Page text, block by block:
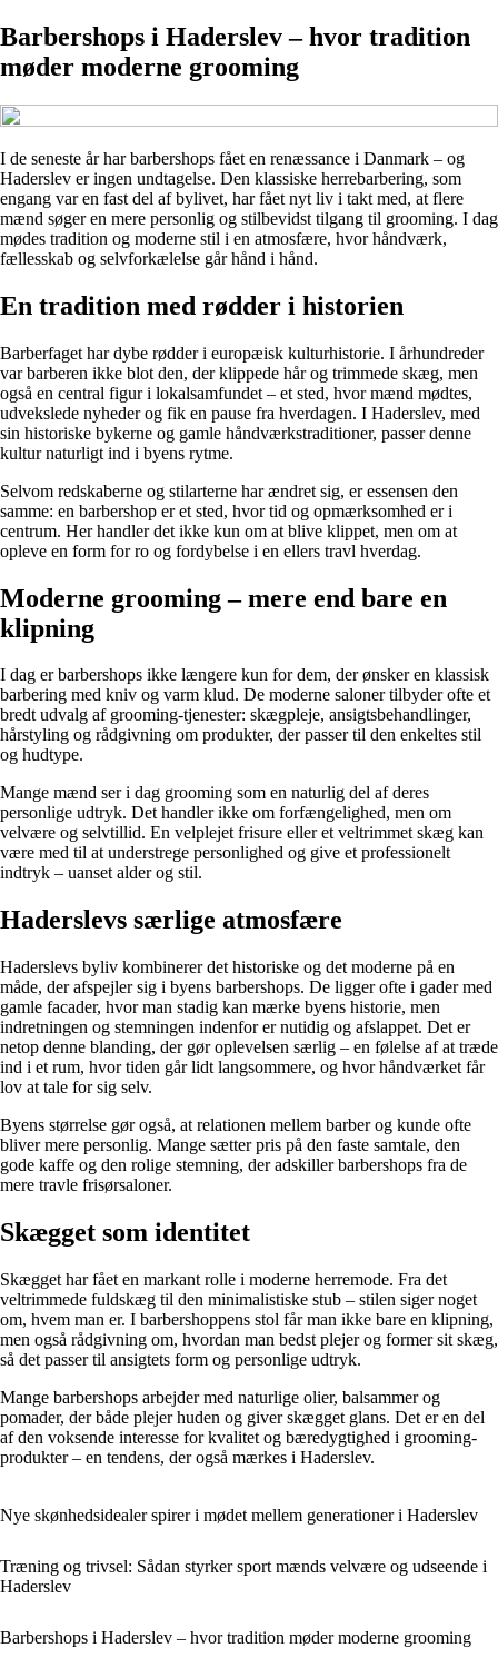
Barbershops i Haderslev – hvor tradition
møder moderne grooming
I de seneste år har barbershops fået en renæssance i Danmark – og
Haderslev er ingen undtagelse. Den klassiske herrebarbering, som
engang var en fast del af bylivet, har fået nyt liv i takt med, at flere
mænd søger en mere personlig og stilbevidst tilgang til grooming. I dag
mødes tradition og moderne stil i en atmosfære, hvor håndværk,
fællesskab og selvforkælelse går hånd i hånd.
En tradition med rødder i historien
Barberfaget har dybe rødder i europæisk kulturhistorie. I århundreder
var barberen ikke blot den, der klippede hår og trimmede skæg, men
også en central figur i lokalsamfundet – et sted, hvor mænd mødtes,
udvekslede nyheder og fik en pause fra hverdagen. I Haderslev, med
sin historiske bykerne og gamle håndværkstraditioner, passer denne
kultur naturligt ind i byens rytme.
Selvom redskaberne og stilarterne har ændret sig, er essensen den
samme: en barbershop er et sted, hvor tid og opmærksomhed er i
centrum. Her handler det ikke kun om at blive klippet, men om at
opleve en form for ro og fordybelse i en ellers travl hverdag.
Moderne grooming – mere end bare en
klipning
I dag er barbershops ikke længere kun for dem, der ønsker en klassisk
barbering med kniv og varm klud. De moderne saloner tilbyder ofte et
bredt udvalg af grooming-tjenester: skægpleje, ansigtsbehandlinger,
hårstyling og rådgivning om produkter, der passer til den enkeltes stil
og hudtype.
Mange mænd ser i dag grooming som en naturlig del af deres
personlige udtryk. Det handler ikke om forfængelighed, men om
velvære og selvtillid. En velplejet frisure eller et veltrimmet skæg kan
være med til at understrege personlighed og give et professionelt
indtryk – uanset alder og stil.
Haderslevs særlige atmosfære
Haderslevs byliv kombinerer det historiske og det moderne på en
måde, der afspejler sig i byens barbershops. De ligger ofte i gader med
gamle facader, hvor man stadig kan mærke byens historie, men
indretningen og stemningen indenfor er nutidig og afslappet. Det er
netop denne blanding, der gør oplevelsen særlig – en følelse af at træde
ind i et rum, hvor tiden går lidt langsommere, og hvor håndværket får
lov at tale for sig selv.
Byens størrelse gør også, at relationen mellem barber og kunde ofte
bliver mere personlig. Mange sætter pris på den faste samtale, den
gode kaffe og den rolige stemning, der adskiller barbershops fra de
mere travle frisørsaloner.
Skægget som identitet
Skægget har fået en markant rolle i moderne herremode. Fra det
veltrimmede fuldskæg til den minimalistiske stub – stilen siger noget
om, hvem man er. I barbershoppens stol får man ikke bare en klipning,
men også rådgivning om, hvordan man bedst plejer og former sit skæg,
så det passer til ansigtets form og personlige udtryk.
Mange barbershops arbejder med naturlige olier, balsammer og
pomader, der både plejer huden og giver skægget glans. Det er en del
af den voksende interesse for kvalitet og bæredygtighed i grooming-
produkter – en tendens, der også mærkes i Haderslev.
Nye skønhedsidealer spirer i mødet mellem generationer i Haderslev
Træning og trivsel: Sådan styrker sport mænds velvære og udseende i
Haderslev
Barbershops i Haderslev – hvor tradition møder moderne grooming